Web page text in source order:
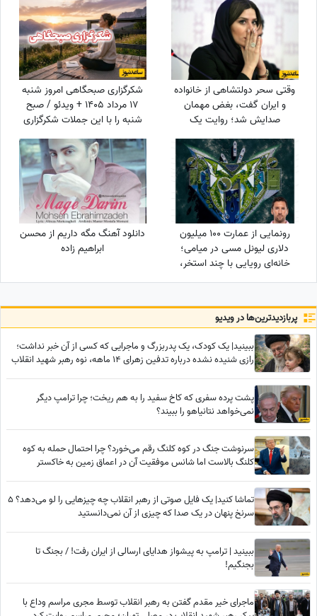
وقتی سحر دولتشاهی از خانواده
و ایران گفت، بغض مهمان
صدایش شد؛ روایت یک
دلبستگی عمیق به وسعت یک
خانه به نام ایران❤«همه
خانواده‌ام خارج هستند ولی...»
شکرگزاری صبحگاهی امروز شنبه
17 مرداد 1405 + ویدئو / صبح
شنبه را با این جملات شکرگزاری
آغاز کن؛ شاید امروز بهترین خبر
در انتظارت باشد
رونمایی از عمارت 100 میلیون
دلاری لیونل مسی در میامی؛
خانه‌ای رویایی با چند استخر،
سینمای خانگی و گاراژ بزرگ!
دانلود آهنگ مگه داریم از محسن
ابراهیم زاده
پربازدید‌ترین‌ها در ویدیو
ببینید| یک کودک، یک پدربزرگ و ماجرایی که کسی از آن خبر نداشت؛
رازی شنیده نشده درباره تدفین زهرای 14 ماهه، نوه رهبر شهید انقلاب
پشت پرده سفری که کاخ سفید را به هم ریخت؛ چرا ترامپ دیگر
نمی‌خواهد نتانیاهو را ببیند؟
سرنوشت جنگ در کوه کلنگ رقم می‌خورد؟ ‌چرا احتمال حمله به کوه
کلنگ بالاست اما شانس موفقیت آن در اعماق زمین به خاکستر
تماشا کنید| یک فایل صوتی از رهبر انقلاب چه چیزهایی را لو می‌دهد؟ 5
سرنخ پنهان در یک صدا که چیزی از آن نمی‌دانستید
ببینید | ترامپ به پیشواز هدایای ارسالی از ایران رفت! / بجنگ تا
بجنگیم!
ماجرای خیر مقدم گفتن به رهبر انقلاب توسط مجری مراسم وداع با